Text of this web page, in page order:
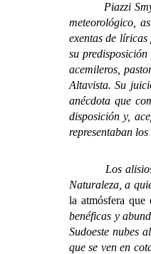
Piazzi Smyth
meteorológico,
exentas de
su
acemileros,
Altavista. Su
anécdota que
disposición y,
representaban
Los alisios.
Naturaleza, a
la atmósfera que
benéficas y
Sudoeste nubes
que se ven en